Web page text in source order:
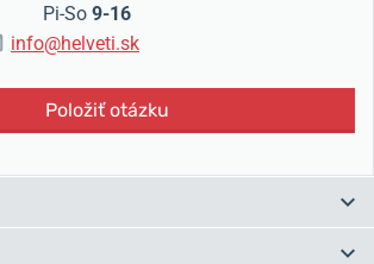
Pi-So 9-16
info@helveti.sk
Položiť otázku